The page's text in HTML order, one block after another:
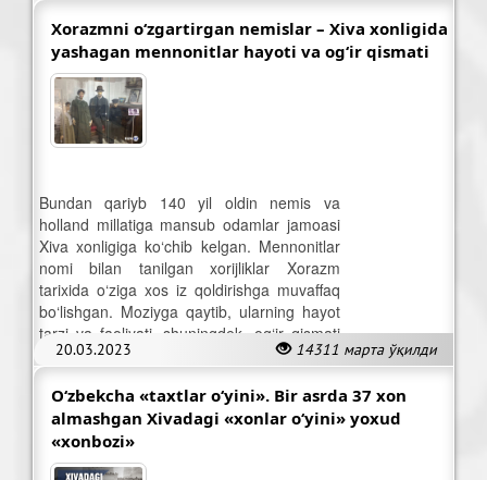
Xorazmni o‘zgartirgan nemislar – Xiva xonligida
yashagan mennonitlar hayoti va og‘ir qismati
20.03.2023 14311 марта ўқилди
Bundan qariyb 140 yil oldin nemis va
holland millatiga mansub odamlar jamoasi
Xiva xonligiga ko‘chib kelgan. Mennonitlar
nomi bilan tanilgan xorijliklar Xorazm
tarixida o‘ziga xos iz qoldirishga muvaffaq
bo‘lishgan. Moziyga qaytib, ularning hayot
tarzi va faoliyati, shuningdek, og‘ir qismati
haqidagi ma’lumotlarni jamladik.
O‘zbekcha «taxtlar o‘yini». Bir asrda 37 xon
almashgan Xivadagi «xonlar o‘yini» yoxud
«xonbozi»